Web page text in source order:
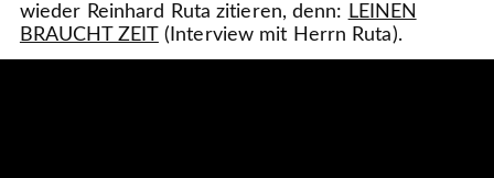
wieder Reinhard Ruta zitieren, denn: LEINEN
BRAUCHT ZEIT
(Interview mit Herrn Ruta).